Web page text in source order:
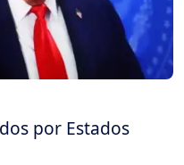
por Estados